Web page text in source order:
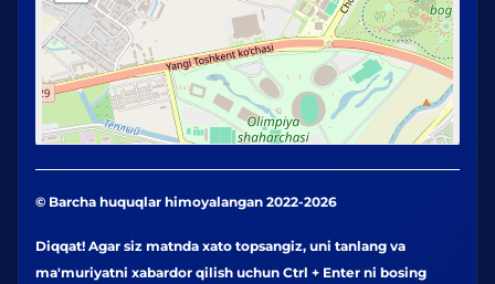
© Barcha huquqlar himoyalangan 2022-2026
Diqqat! Agar siz matnda xato topsangiz, uni tanlang va
ma'muriyatni xabardor qilish uchun Ctrl + Enter ni bosing